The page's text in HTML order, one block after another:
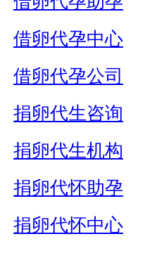
借卵代孕中心
借卵代孕公司
捐卵代生咨询
捐卵代生机构
捐卵代怀助孕
捐卵代怀中心